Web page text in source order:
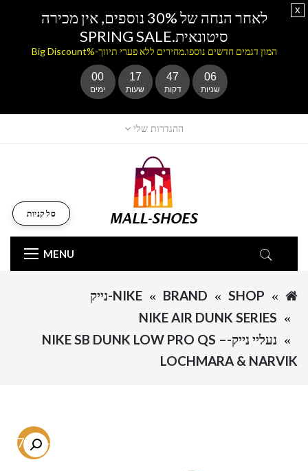
ההגדרות שלי
MENU
סל קניות
SHOP
BRAND
NIKE-נייק
NIKE AIR DUNK SERIES
נעליי נייק-NIKE SB DUNK LOW PRO QS –
LOCHMARA & NARVIK
-57.3%
לאחר הנחה של 30% נוספים, אין מכירה
סיטונאית.SPRING SALE
המון דגמים חדשים נוספו.מחירים ללא פערי תיווך-%Big Discount
00
ימים
17
שעות
47
דקות
06
שניות
x